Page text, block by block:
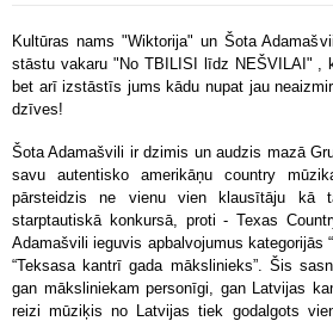
Kultūras nams "Wiktorija" un Šota
stāstu vakaru "No TBILISI līdz NEŠVILAI" ,
bet arī izstāstīs jums kādu nupat jau
dzīves!
Šota Adamašvili ir dzimis un audzis mazā
savu autentisko amerikāņu country
pārsteidzis ne vienu vien klausītāju kā
starptautiskā konkursā, proti - Texas
Adamašvili ieguvis apbalvojumus kategorijās
“Teksasa kantrī gada mākslinieks”. Šis
gan māksliniekam personīgi, gan Latvijas
reizi mūziķis no Latvijas tiek godalgots